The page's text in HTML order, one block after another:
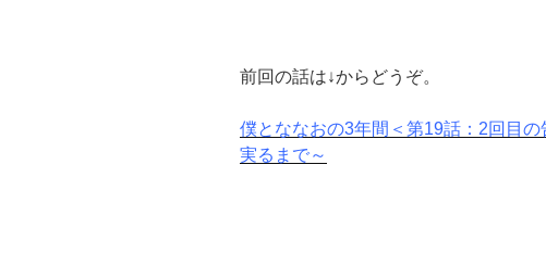
前回の話は↓からどうぞ。
僕とななおの3年間＜第19話：2回目
実るまで～